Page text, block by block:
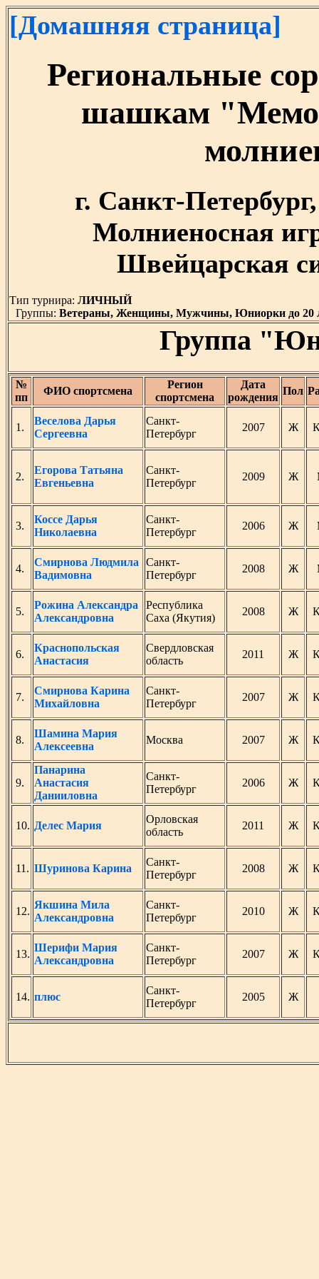
[Домашняя страница]
Региональные
шашкам
г. Санкт-
Молниеносная
Швейцарская
Тип турнира: ЛИЧНЫЙ
Группы: Ветераны, Женщины, Мужчины, Юниорки до 20
Группа
№
пп
ФИО спортсмена
Регион
спортсмена
Дата
рождения
Пол
1.
Веселова Дарья
Сергеевна
Санкт-
Петербург
2007 Ж
2.
Егорова Татьяна
Евгеньевна
Санкт-
Петербург
2009 Ж
3.
Коссе Дарья
Николаевна
Санкт-
Петербург
2006 Ж
4.
Смирнова Людмила
Вадимовна
Санкт-
Петербург
2008 Ж
5.
Рожина Александра
Александровна
Республика
Саха (Якутия)
2008 Ж
6.
Краснопольская
Анастасия
Свердловская
область
2011 Ж
7.
Смирнова Карина
Михайловна
Санкт-
Петербург
2007 Ж
8.
Шамина Мария
Алексеевна
Москва 2007 Ж
9.
Панарина
Анастасия
Данииловна
Санкт-
Петербург
2006 Ж
10. Делес Мария
Орловская
область
2011 Ж
11. Шуринова Карина
Санкт-
Петербург
2008 Ж
12.
Якшина Мила
Александровна
Санкт-
Петербург
2010 Ж
13.
Шерифи Мария
Александровна
Санкт-
Петербург
2007 Ж
14. плюс
Санкт-
Петербург
2005 Ж